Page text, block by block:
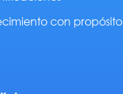
con propósito